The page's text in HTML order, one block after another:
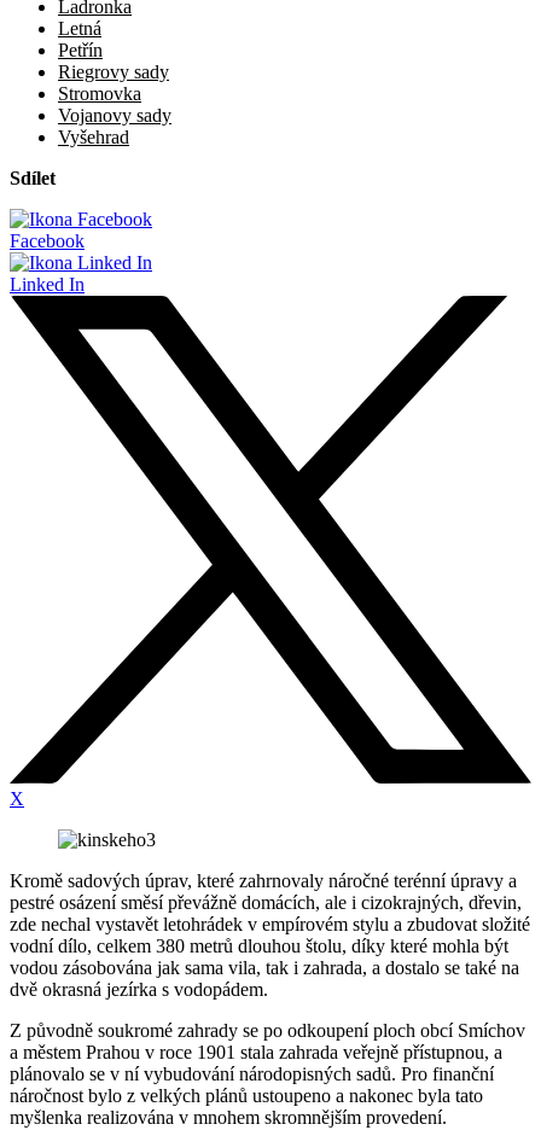
Ladronka
Letná
Petřín
Riegrovy sady
Stromovka
Vojanovy sady
Vyšehrad
Sdílet
Facebook
Linked In
X
Kromě sadových úprav, které zahrnovaly náročné terénní úpravy a
pestré osázení směsí převážně domácích, ale i cizokrajných, dřevin,
zde nechal vystavět letohrádek v empírovém stylu a zbudovat složité
vodní dílo, celkem 380 metrů dlouhou štolu, díky které mohla být
vodou zásobována jak sama vila, tak i zahrada, a dostalo se také na
dvě okrasná jezírka s vodopádem.
Z původně soukromé zahrady se po odkoupení ploch obcí Smíchov
a městem Prahou v roce 1901 stala zahrada veřejně přístupnou, a
plánovalo se v ní vybudování národopisných sadů. Pro finanční
náročnost bylo z velkých plánů ustoupeno a nakonec byla tato
myšlenka realizována v mnohem skromnějším provedení.